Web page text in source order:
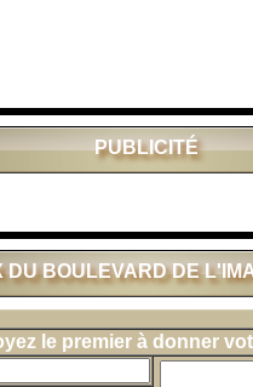
PUBLICITÉ
DU BOULEVARD DE
le premier à donner